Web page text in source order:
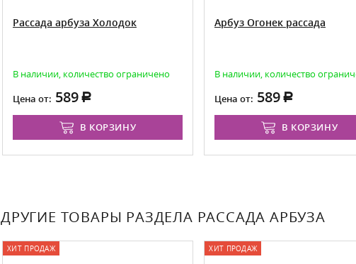
Рассада арбуза Холодок
В наличии, количество ограничено
Цена от: 589
В КОРЗИНУ
Арбуз Огонек рассада
В наличии, количество
Цена от: 589
В КОРЗИНУ
ДРУГИЕ ТОВАРЫ РАЗДЕЛА РАССАДА АРБУЗА
ХИТ ПРОДАЖ ХИТ ПРОДАЖ